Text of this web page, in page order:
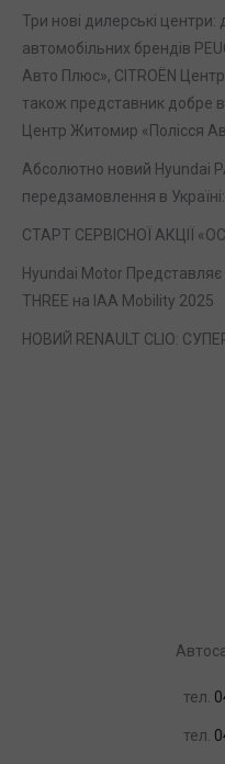
Три нові дилерські
автомобільних брендів
Авто Плюс», CITROЁN
також представник добре
Центр Житомир «Полісся
Абсолютно новий Hyundai
передзамовлення в
СТАРТ СЕРВІСНОЇ АКЦІЇ
Hyundai Motor
THREE на IAA Mobility 2025
НОВИЙ RENAULT CLIO:
тел.
тел.